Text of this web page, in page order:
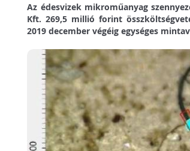
Az édesvizek mikroműanyag
Kft. 269,5 millió forint
2019 december végéig egységes